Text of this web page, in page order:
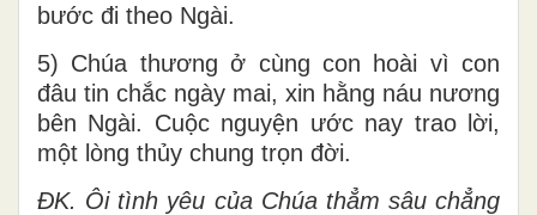
bước đi theo Ngài.
5) Chúa thương ở cùng con hoài vì con
đâu tin chắc ngày mai, xin hằng náu nương
bên Ngài. Cuộc nguyện ước nay trao lời,
một lòng thủy chung trọn đời.
ĐK. Ôi tình yêu của Chúa thẳm sâu chẳng